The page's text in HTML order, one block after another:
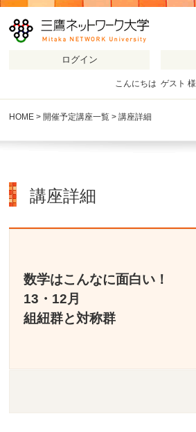
こんにちは ゲスト 様
HOME > 開催予定講座一覧 > 講座詳細
講座詳細
数学はこんなに面白い！
13・12月
組紐群と対称群